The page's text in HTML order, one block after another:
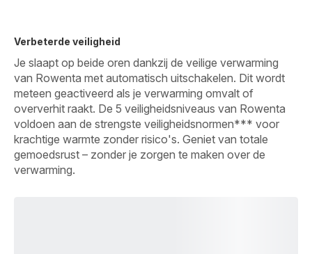
Verbeterde veiligheid
Je slaapt op beide oren dankzij de veilige verwarming
van Rowenta met automatisch uitschakelen. Dit wordt
meteen geactiveerd als je verwarming omvalt of
oververhit raakt. De 5 veiligheidsniveaus van Rowenta
voldoen aan de strengste veiligheidsnormen*** voor
krachtige warmte zonder risico's. Geniet van totale
gemoedsrust – zonder je zorgen te maken over de
verwarming.